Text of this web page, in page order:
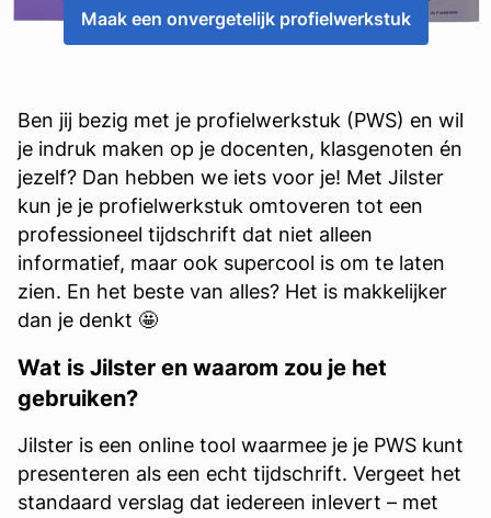
Maak een onvergetelijk profielwerkstuk
Ben jij bezig met je profielwerkstuk (PWS) en wil
je indruk maken op je docenten, klasgenoten én
jezelf? Dan hebben we iets voor je! Met Jilster
kun je je profielwerkstuk omtoveren tot een
professioneel tijdschrift dat niet alleen
informatief, maar ook supercool is om te laten
zien. En het beste van alles? Het is makkelijker
dan je denkt 🤩
Wat is Jilster en waarom zou je het
gebruiken?
Jilster is een online tool waarmee je je PWS kunt
presenteren als een echt tijdschrift. Vergeet het
standaard verslag dat iedereen inlevert – met